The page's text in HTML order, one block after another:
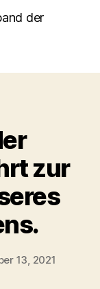
der
zur
13, 2021